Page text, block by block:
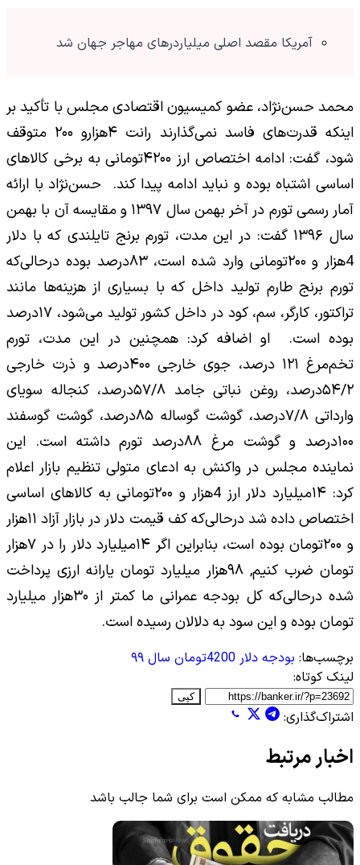
آمریکا مقصد اصلی میلیاردرهای مهاجر جهان شد
محمد حسن‌نژاد، عضو کمیسیون اقتصادی مجلس با تأکید بر
اینکه قدرت‌های فاسد نمی‌گذارند رانت ۴هزارو ۲۰۰ متوقف
شود، گفت: ادامه اختصاص ارز ۴۲۰۰تومانی به برخی کالا‌های
اساسی اشتباه بوده و نباید ادامه پیدا کند. حسن‌نژاد با ارائه
آمار رسمی تورم در آخر بهمن سال ۱۳۹۷ و مقایسه آن با بهمن
سال ۱۳۹۶ گفت: در این مدت، تورم برنج تایلندی که با دلار
4هزار و ۲۰۰تومانی وارد شده است، ۸۳درصد بوده درحالی‌که
تورم برنج طارم تولید داخل که با بسیاری از هزینه‌ها مانند
تراکتور، کارگر، سم، کود در داخل کشور تولید می‌شود، ۱۷درصد
بوده است. او اضافه کرد: همچنین در این مدت، تورم
تخم‌مرغ ۱۲۱ درصد، جوی خارجی ۴۰۰درصد و ذرت خارجی
۵۴/۲درصد، روغن نباتی جامد ۵۷/۸درصد، کنجاله سویای
وارداتی ۷/۸درصد، گوشت گوساله ۸۵درصد، گوشت گوسفند
۱۰۰درصد و گوشت مرغ ۸۸درصد تورم داشته است. این
نماینده مجلس در واکنش به ادعای متولی تنظیم بازار اعلام
کرد: ۱۴میلیارد دلار ارز 4هزار و ۲۰۰تومانی به کالا‌های اساسی
اختصاص داده شد درحالی‌که کف قیمت دلار در بازار آزاد ۱۱هزار
و ۲۰۰تومان بوده است، بنابراین اگر ۱۴میلیارد دلار را در ۷هزار
تومان ضرب کنیم, ۹۸هزار میلیارد تومان یارانه ارزی پرداخت
شده درحالی‌که کل بودجه عمرانی ما کمتر از ۳۰هزار میلیارد
تومان بوده و این سود به دلالان رسیده است.
برچسب‌ها: بودجه دلار 4200تومان
سال ۹۹
لینک کوتاه:
کپی
اشتراک‌گذاری:
اخبار مرتبط
مطالب مشابه که ممکن است برای شما جالب باشد